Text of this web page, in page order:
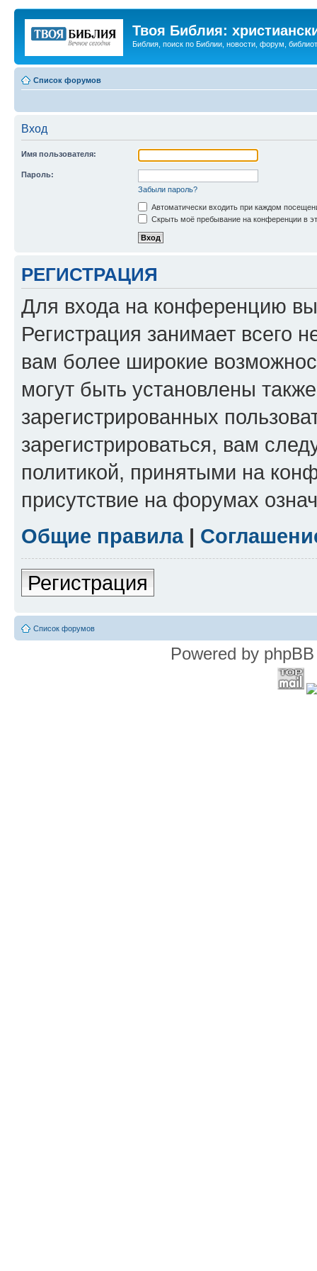
Твоя Библия:
Библия, поиск по Библии, новости, форум,
Список форумов
Вход
Имя пользователя:
Пароль:
Забыли пароль?
Автоматически входить при каждом
Скрыть моё пребывание на конференции в
РЕГИСТРАЦИЯ
Для входа на конференцию
Регистрация занимает всего
вам более широкие
могут быть установлены
зарегистрированных
зарегистрироваться, вам
политикой, принятыми на
присутствие на форумах
Общие правила|
Регистрация
Список форумов
Powered by